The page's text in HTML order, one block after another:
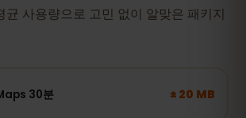
균 사용량으로 고민 없이 알맞은 패키지
30분 ± 20 MB